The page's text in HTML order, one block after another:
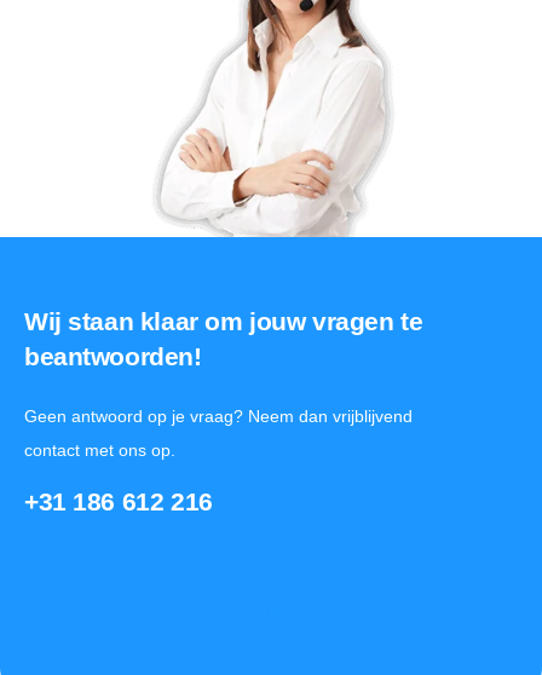
Wij staan klaar om jouw vragen te
beantwoorden!
Geen antwoord op je vraag? Neem dan vrijblijvend
contact met ons op.
+31 186 612 216